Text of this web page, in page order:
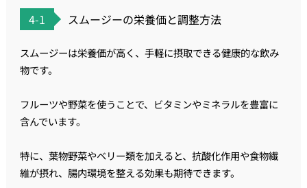
4-1 スムージーの栄養価と調整方法
スムージーは栄養価が高く、手軽に摂取できる健康的な飲み
物です。
フルーツや野菜を使うことで、ビタミンやミネラルを豊富に
含んでいます。
特に、葉物野菜やベリー類を加えると、抗酸化作用や食物繊
維が摂れ、腸内環境を整える効果も期待できます。